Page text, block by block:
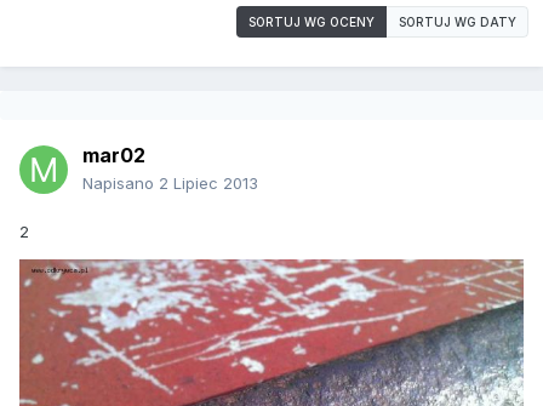
SORTUJ WG OCENY SORTUJ WG DATY
mar02
Napisano 2 Lipiec 2013
2